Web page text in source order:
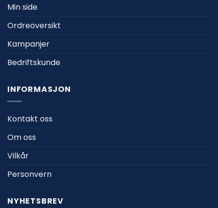
Min side
Ordreoversikt
Kampanjer
Bedriftskunde
INFORMASJON
Kontakt oss
Om oss
Vilkår
Personvern
NYHETSBREV